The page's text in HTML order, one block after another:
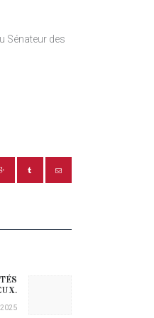
Sénateur des